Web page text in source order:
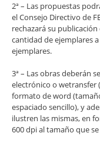
2ª – Las propuestas
el Consejo Directivo de
rechazará su
cantidad de ejemplares
ejemplares.
3ª – Las obras deberán
electrónico o wetransfer
formato de word
espaciado sencillo), y
ilustren las mismas, en
600 dpi al tamaño que